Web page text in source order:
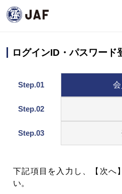
ログインID・パスワード
Step.01
Step.02
Step.03
下記項目を入力し、【次へ
い。